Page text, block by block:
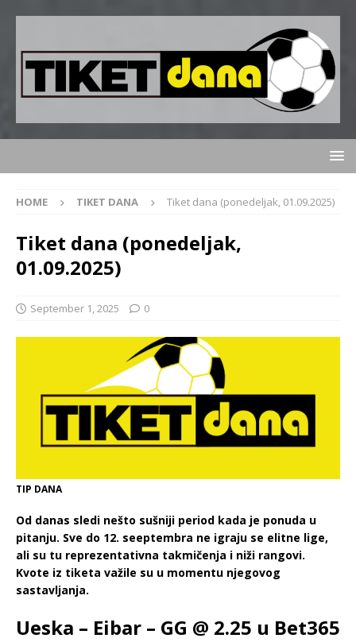
HOME TIKET DANA Tiket dana (ponedeljak, 01.09.2025)
Tiket dana (ponedeljak,
01.09.2025)
September 1, 2025 0
TIP DANA
Od danas sledi nešto sušniji period kada je ponuda u
pitanju. Sve do 12. seeptembra ne igraju se elitne lige,
ali su tu reprezentativna takmičenja i niži rangovi.
Kvote iz tiketa važile su u momentu njegovog
sastavljanja.
Ueska – Eibar – GG @ 2.25 u Bet365